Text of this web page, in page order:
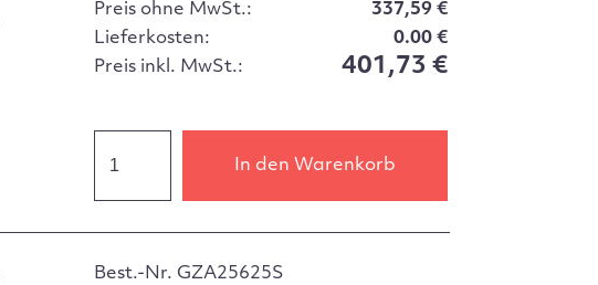
Preis ohne MwSt.:
337,59 €
Lieferkosten:
0.00 €
Preis inkl. MwSt.:
401,73 €
In den Warenkorb
Best.-Nr. GZA25625S